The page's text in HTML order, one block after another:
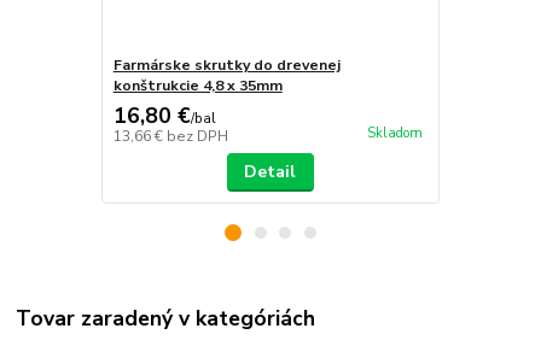
Farmárske skrutky do drevenej
konštrukcie 4,8 x 35mm
16,80 €/bal
13,66 € bez DPH Skladom
Detail
Tovar zaradený v kategóriách